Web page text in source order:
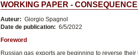
WORKING PAPER -
Auteur: Giorgio Spagnol
Date de publication: 6/5/2022
Foreword
Russian gas exports are beginning to reverse